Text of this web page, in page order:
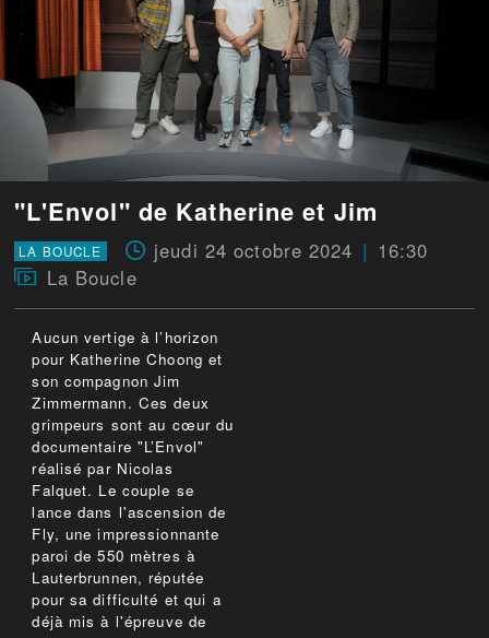
"L'Envol" de Katherine et Jim
LA BOUCLE jeudi 24 octobre 2024
16:30
La Boucle
Aucun vertige à l’horizon
pour Katherine Choong et
son compagnon Jim
Zimmermann. Ces deux
grimpeurs sont au cœur du
documentaire "L’Envol"
réalisé par Nicolas
Falquet. Le couple se
lance dans l'ascension de
Fly, une impressionnante
paroi de 550 mètres à
Lauterbrunnen, réputée
pour sa difficulté et qui a
déjà mis à l'épreuve de